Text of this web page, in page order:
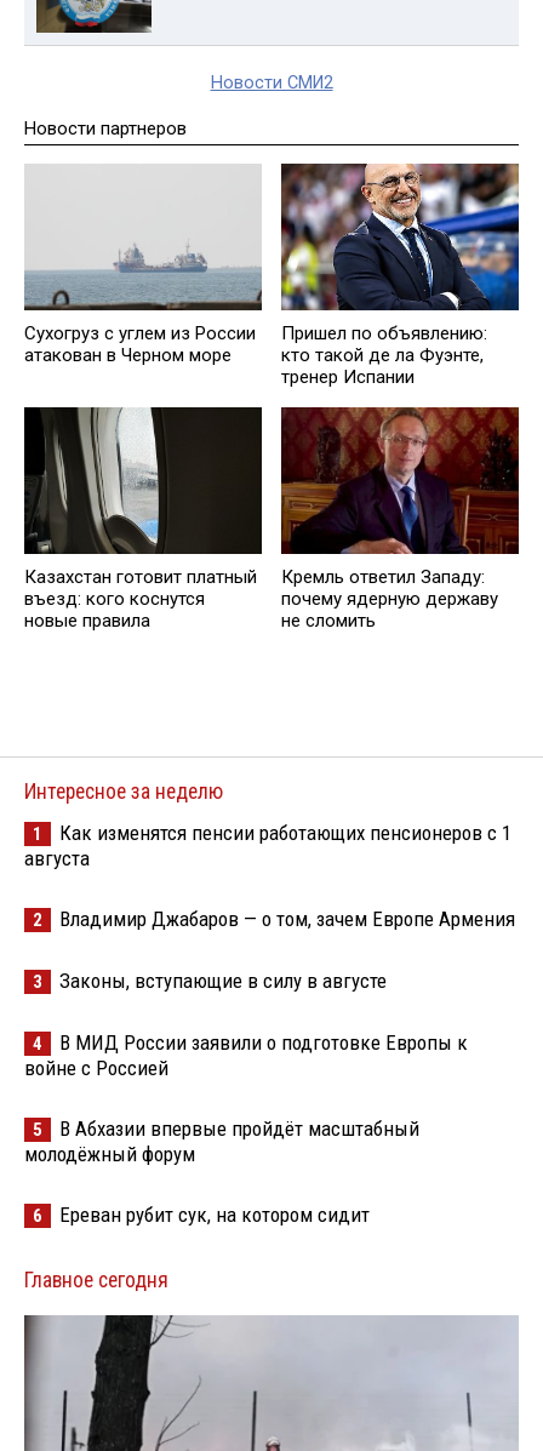
Новости СМИ2
Новости партнеров
Сухогруз с углем из России
атакован в Черном море
Пришел по объявлению:
кто такой де ла Фуэнте,
тренер Испании
Казахстан готовит платный
въезд: кого коснутся
новые правила
Кремль ответил Западу:
почему ядерную державу
не сломить
Интересное за неделю
1
Как изменятся пенсии работающих пенсионеров с 1
августа
2 Владимир Джабаров — о том, зачем Европе Армения
3 Законы, вступающие в силу в августе
4
В МИД России заявили о подготовке Европы к
войне с Россией
5
В Абхазии впервые пройдёт масштабный
молодёжный форум
6 Ереван рубит сук, на котором сидит
Главное сегодня